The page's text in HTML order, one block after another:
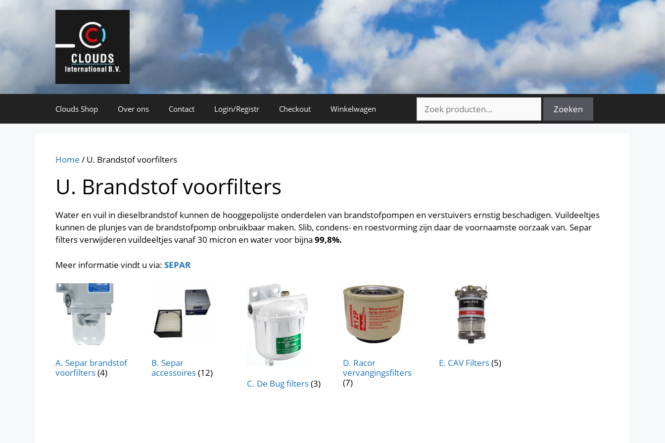
naar:
Zoeken
Clouds Shop Over ons Contact Login/Registr Checkout Winkelwagen
Home / U. Brandstof voorfilters
U. Brandstof voorfilters
Water en vuil in dieselbrandstof kunnen de hooggepolijste onderdelen van brandstofpompen en verstuivers ernstig beschadigen. Vuildeeltjes
kunnen de plunjes van de brandstofpomp onbruikbaar maken. Slib, condens- en roestvorming zijn daar de voornaamste oorzaak van. Separ
filters verwijderen vuildeeltjes vanaf 30 micron en water voor bijna 99,8%.
Meer informatie vindt u via: SEPAR
A. Separ brandstof
voorfilters(4)
B. Separ
accessoires(12)
C. De Bug filters(3)
D. Racor
vervangingsfilters
(7)
E. CAV Filters(5)